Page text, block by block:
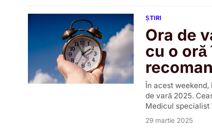
ȘTIRI
Ora de
cu o
În acest weekend,
de vară 2025.
Medicul specialist
29 martie 2025